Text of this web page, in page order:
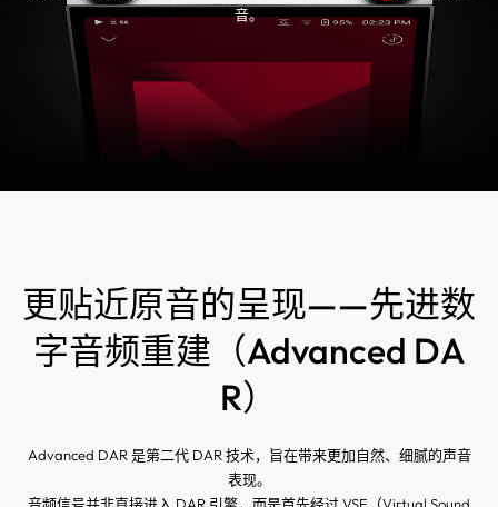
音。
更贴近原音的呈现——先进数
字音频重建（Advanced DA
R）
Advanced DAR 是第二代 DAR 技术，旨在带来更加自然、细腻的声音
表现。
音频信号并非直接进入 DAR 引擎，而是首先经过 VSE（Virtual Sound